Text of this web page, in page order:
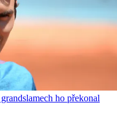
ho překonal